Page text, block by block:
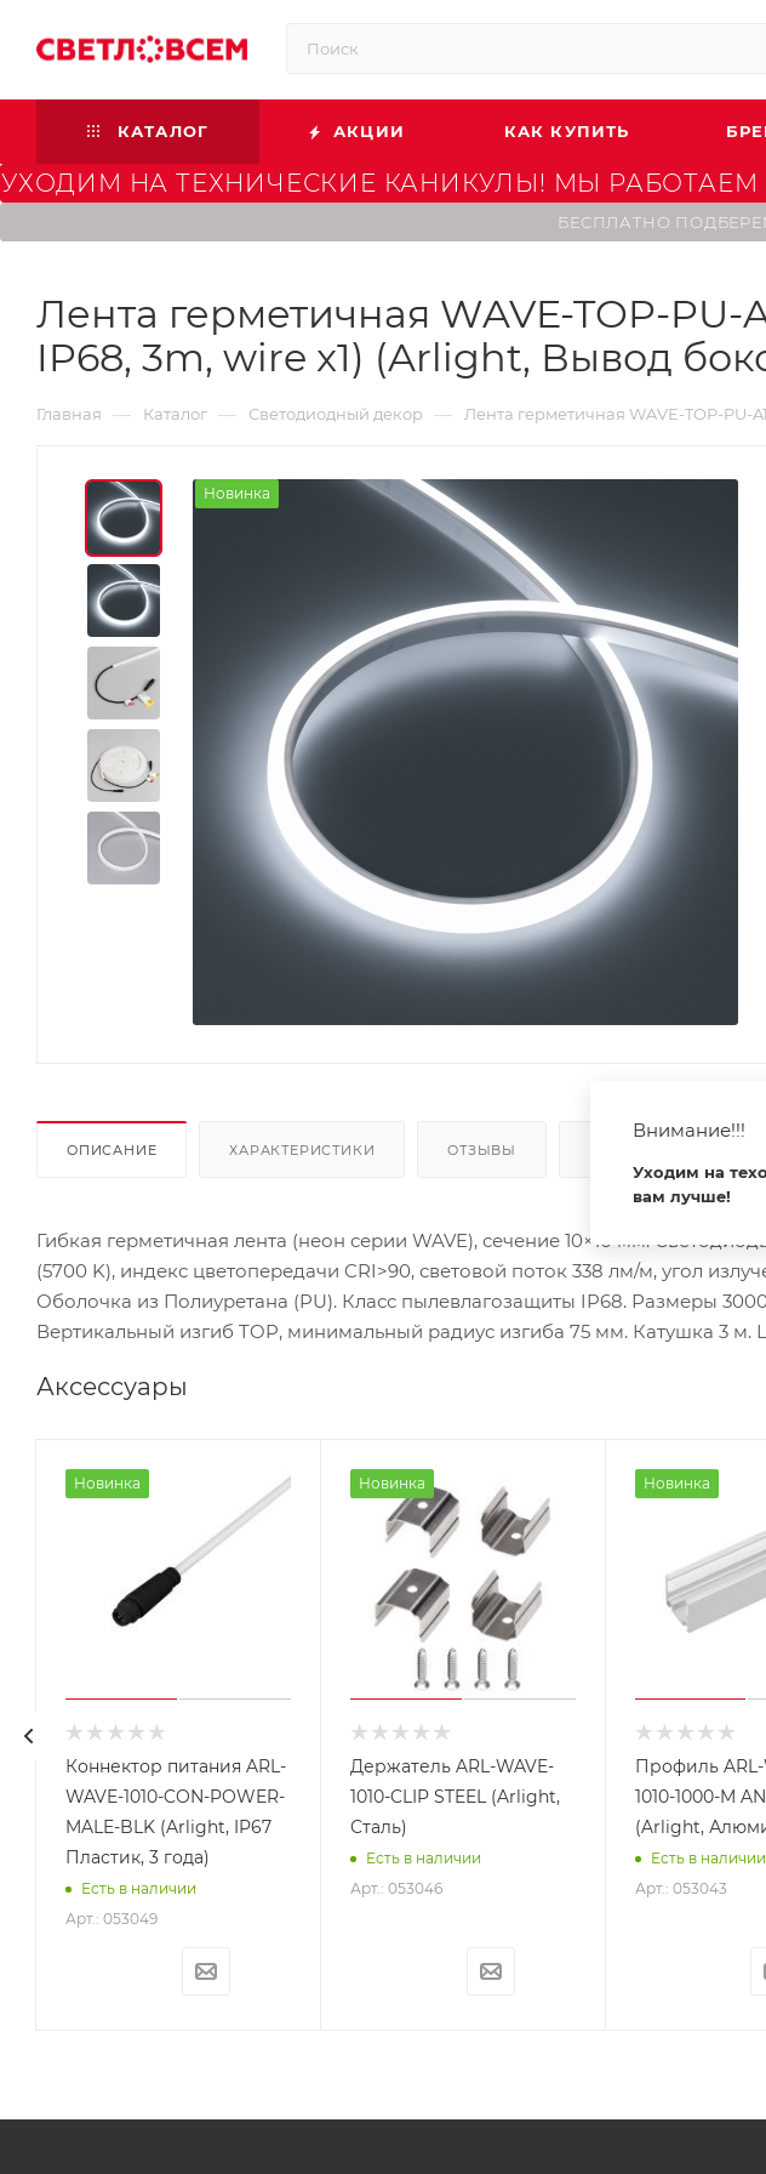
КАТАЛОГ АКЦИИ КАК КУПИТЬ
УХОДИМ НА ТЕХНИЧЕСКИЕ КАНИКУЛЫ! МЫ
БЕСПЛАТНО
Лента герметичная WAVE-TOP-PU-
IP68, 3m, wire x1) (Arlight, Вывод
Главная — Каталог — Светодиодный декор — Лента герметичная WAVE-TOP-PU-
Новинка
ОПИСАНИЕ ХАРАКТЕРИСТИКИ ОТЗЫВЫ
Гибкая герметичная лента (неон серии WAVE), сечение 10×10 мм.
(5700 K), индекс цветопередачи CRI>90, световой поток 338 лм/м, угол
Оболочка из Полиуретана (PU). Класс пылевлагозащиты IP68. Размеры
Вертикальный изгиб TOP, минимальный радиус изгиба 75 мм. Катушка 3 м.
Аксессуары
Новинка
Коннектор питания ARL-
WAVE-1010-CON-POWER-
MALE-BLK (Arlight, IP67
Пластик, 3 года)
Есть в наличии
Арт.: 053049
Новинка
Держатель ARL-WAVE-
1010-CLIP STEEL (Arlight,
Сталь)
Есть в наличии
Арт.: 053046
Новинка
Профиль ARL-
1010-1000-M
(Arlight,
Есть в наличии
Арт.: 053043
Внимание!!!
Уходим на
вам лучше!